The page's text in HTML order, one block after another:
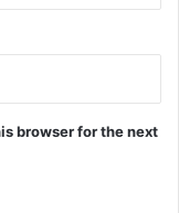
browser for the next